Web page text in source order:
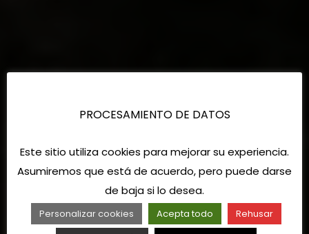
PROCESAMIENTO DE DATOS
Este sitio utiliza cookies para mejorar su experiencia.
Asumiremos que está de acuerdo, pero puede darse
de baja si lo desea.
Personalizar cookies Acepta todo
Rehusar